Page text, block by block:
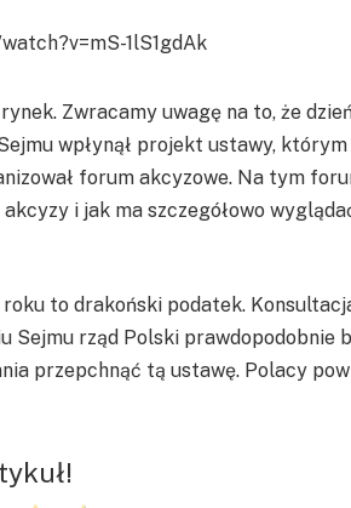
1lS1gdAk
Zwracamy uwagę na to, że
wpłynął projekt ustawy, którym
forum akcyzowe. Na tym
i jak ma szczegółowo
to drakoński podatek.
Sejmu rząd Polski prawdopodobnie
przepchnąć tą ustawę. Polacy